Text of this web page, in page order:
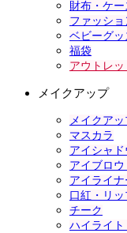
財布・ケ
ファッシ
ベビーグッ
福袋
アウトレッ
メイクアップ
メイクア
マスカラ
アイシャド
アイブロ
アイライナ
口紅・リ
チーク
ハイライ